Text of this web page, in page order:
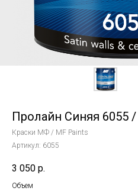
Пролайн Синяя 6055
Краски МФ / MF Paints
Артикул: 6055
3 050 р.
Объем